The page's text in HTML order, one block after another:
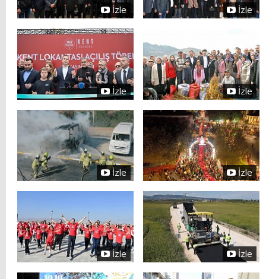
İzle İzle
İzle İzle
İzle İzle
İzle İzle